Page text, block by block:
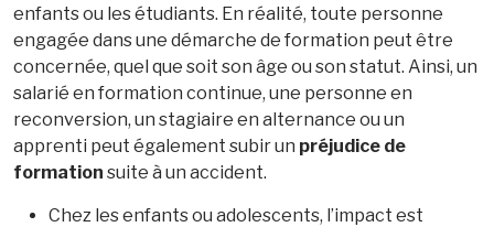
enfants ou les étudiants. En réalité, toute personne
engagée dans une démarche de formation peut être
concernée, quel que soit son âge ou son statut. Ainsi, un
salarié en formation continue, une personne en
reconversion, un stagiaire en alternance ou un
apprenti peut également subir un préjudice de
formation suite à un accident.
Chez les enfants ou adolescents, l’impact est